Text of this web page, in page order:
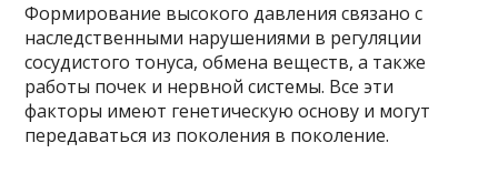
Формирование высокого давления связано с
наследственными нарушениями в регуляции
сосудистого тонуса, обмена веществ, а также
работы почек и нервной системы. Все эти
факторы имеют генетическую основу и могут
передаваться из поколения в поколение.